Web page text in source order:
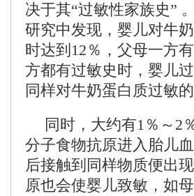
决于其“过敏性家族史”
研究中发现，婴儿对牛
时达到12％，父母一方
方都有过敏史时，婴儿
同样对牛奶蛋白质过敏
同时，大约有1％～2
分子食物抗原进入胎儿
后接触到同样物质便出
原也会使婴儿致敏，如